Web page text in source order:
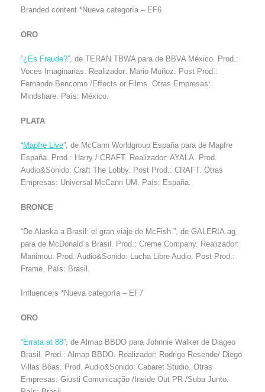
Branded content *Nueva categoría – EF6
ORO
“¿Es Fraude?”, de TERAN TBWA para de BBVA México. Prod.:
Voces Imaginarias. Realizador: Mario Muñoz. Post Prod.:
Fernando Bencomo /Effects or Films. Otras Empresas:
Mindshare. País: México.
PLATA
“Mapfre Live”, de McCann Worldgroup España para de Mapfre
España. Prod.: Harry / CRAFT. Realizador: AYALA. Prod.
Audio&Sonido: Craft The Lobby. Post Prod.: CRAFT. Otras
Empresas: Universal McCann UM. País: España.
BRONCE
“De Alaska a Brasil: el gran viaje de McFish.”, de GALERIA.ag
para de McDonald´s Brasil. Prod.: Creme Company. Realizador:
Manimou. Prod. Audio&Sonido: Lucha Libre Audio. Post Prod.:
Frame. País: Brasil.
Influencers *Nueva categoría – EF7
ORO
“Errata at 88”, de Almap BBDO para Johnnie Walker de Diageo
Brasil. Prod.: Almap BBDO. Realizador: Rodrigo Resende/ Diego
Villas Bôas. Prod. Audio&Sonido: Cabaret Studio. Otras
Empresas: Giusti Comunicação /Inside Out PR /Suba Junto.